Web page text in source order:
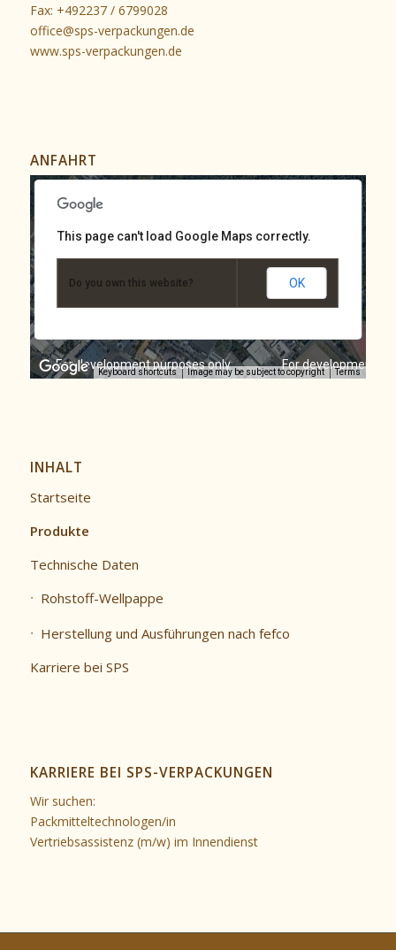
Fax: +492237 / 6799028
office@sps-verpackungen.de
www.sps-verpackungen.de
ANFAHRT
For development purposes only For development
Keyboard shortcuts Image may be subject to copyright Terms
This page can't load Google Maps correctly.
Do you own this website? OK
INHALT
Startseite
Produkte
Technische Daten
Rohstoff-Wellpappe
Herstellung und Ausführungen nach fefco
Karriere bei SPS
KARRIERE BEI SPS-VERPACKUNGEN
Wir suchen:
Packmitteltechnologen/in
Vertriebsassistenz (m/w) im Innendienst